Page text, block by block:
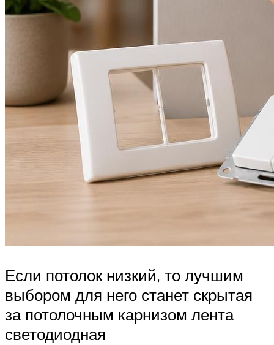
Если потолок низкий, то лучшим
выбором для него станет скрытая
за потолочным карнизом лента
светодиодная